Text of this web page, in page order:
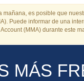
es posible que
Puede informar de una
(MMA) durante este
MÁS